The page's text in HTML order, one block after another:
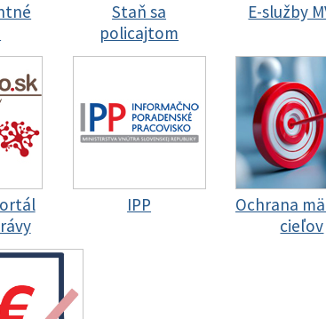
Staň sa
policajtom
E-služby
IPP
Ochrana
cieľov